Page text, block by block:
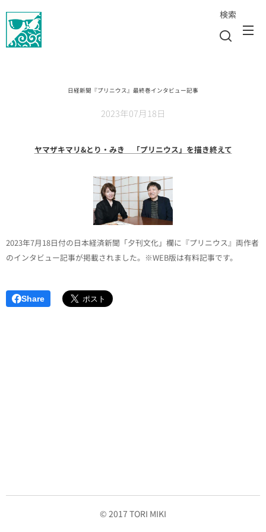
検索
日経新聞『プリニウス』最終巻インタビュー記事
2023年07月18日
ヤマザキマリ&とり・みき 「プリニウス」を描き終えて
2023年7月18日付の日本経済新聞「夕刊文化」欄に『プリニウス』両作者
のインタビュー記事が掲載されました。※WEB版は有料記事です。
Share
© 2017 TORI MIKI